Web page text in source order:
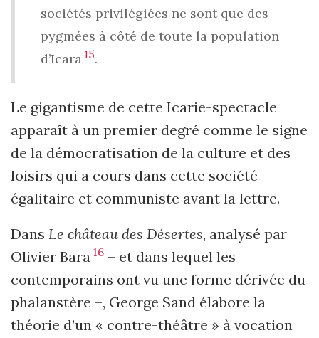
sociétés privilégiées ne sont que des
pygmées à côté de toute la population
d’Icara15.
Le gigantisme de cette Icarie-spectacle
apparaît à un premier degré comme le signe
de la démocratisation de la culture et des
loisirs qui a cours dans cette société
égalitaire et communiste avant la lettre.
Dans Le château des Désertes, analysé par
Olivier Bara 16 – et dans lequel les
contemporains ont vu une forme dérivée du
phalanstère –, George Sand élabore la
théorie d’un « contre-théâtre » à vocation